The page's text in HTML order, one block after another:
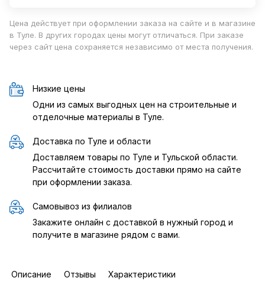
Цена действует при оформлении заказа на сайте и в магазине
в Туле. В других городах цены могут отличаться. При заказе
через сайт цена сохраняется независимо от места получения.
Низкие цены
Одни из самых выгодных цен на строительные и
отделочные материалы в Туле.
Доставка по Туле и области
Доставляем товары по Туле и Тульской области.
Рассчитайте стоимость доставки прямо на сайте
при оформлении заказа.
Самовывоз из филиалов
Закажите онлайн с доставкой в нужный город и
получите в магазине рядом с вами.
Описание Отзывы Характеристики